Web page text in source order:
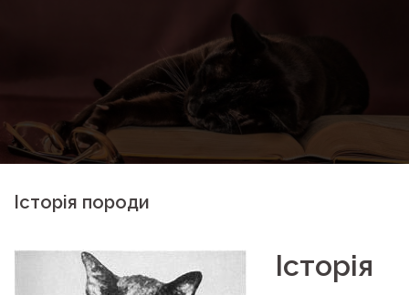
Історія породи
Історія